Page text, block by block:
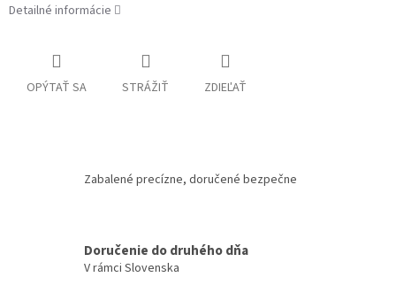
Detailné informácie
OPÝTAŤ SA STRÁŽIŤ ZDIEĽAŤ
Zabalené precízne, doručené bezpečne
Doručenie do druhého dňa
V rámci Slovenska